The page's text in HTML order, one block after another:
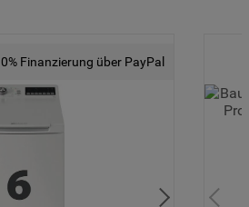
0% Finanzierung über PayPal